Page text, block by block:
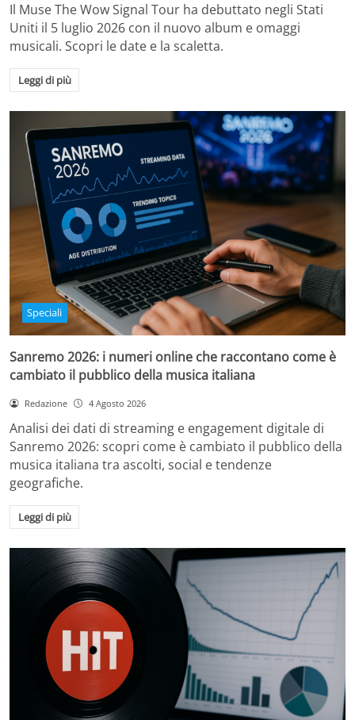
Il Muse The Wow Signal Tour ha debuttato negli Stati
Uniti il 5 luglio 2026 con il nuovo album e omaggi
musicali. Scopri le date e la scaletta.
Leggi di più
Speciali
Sanremo 2026: i numeri online che raccontano come è
cambiato il pubblico della musica italiana
Redazione 4 Agosto 2026
Analisi dei dati di streaming e engagement digitale di
Sanremo 2026: scopri come è cambiato il pubblico della
musica italiana tra ascolti, social e tendenze
geografiche.
Leggi di più